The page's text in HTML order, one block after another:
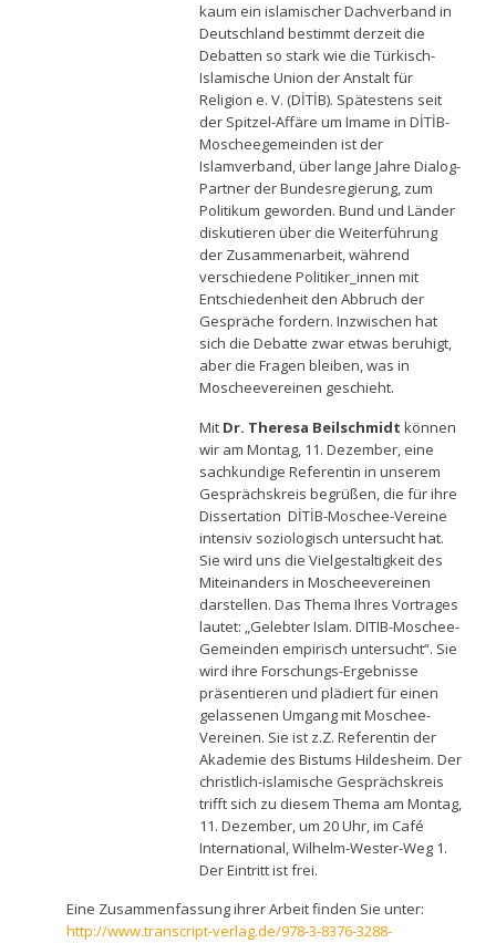
kaum ein islamischer Dachverband in
Deutschland bestimmt derzeit die
Debatten so stark wie die Türkisch-
Islamische Union der Anstalt für
Religion e. V. (DİTİB). Spätestens seit
der Spitzel-Affäre um Imame in DİTİB-
Moscheegemeinden ist der
Islamverband, über lange Jahre Dialog-
Partner der Bundesregierung, zum
Politikum geworden. Bund und Länder
diskutieren über die Weiterführung
der Zusammenarbeit, während
verschiedene Politiker_innen mit
Entschiedenheit den Abbruch der
Gespräche fordern. Inzwischen hat
sich die Debatte zwar etwas beruhigt,
aber die Fragen bleiben, was in
Moscheevereinen geschieht.
Mit Dr. Theresa Beilschmidt können
wir am Montag, 11. Dezember, eine
sachkundige Referentin in unserem
Gesprächskreis begrüßen, die für ihre
Dissertation DİTİB-Moschee-Vereine
intensiv soziologisch untersucht hat.
Sie wird uns die Vielgestaltigkeit des
Miteinanders in Moscheevereinen
darstellen. Das Thema Ihres Vortrages
lautet: „Gelebter Islam. DITIB-Moschee-
Gemeinden empirisch untersucht“. Sie
wird ihre Forschungs-Ergebnisse
präsentieren und plädiert für einen
gelassenen Umgang mit Moschee-
Vereinen. Sie ist z.Z. Referentin der
Akademie des Bistums Hildesheim. Der
christlich-islamische Gesprächskreis
trifft sich zu diesem Thema am Montag,
11. Dezember, um 20 Uhr, im Café
International, Wilhelm-Wester-Weg 1.
Der Eintritt ist frei.
Eine Zusammenfassung ihrer Arbeit finden Sie unter:
http://www.transcript-verlag.de/978-3-8376-3288-